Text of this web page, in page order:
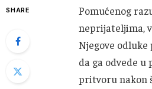
SHARE
Pomućenog
neprijateljima,
Njegove
da ga odvede
pritvoru nakon